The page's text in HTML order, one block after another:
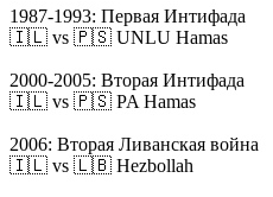
1987-1993: Первая Интифада
🇮🇱 vs 🇵🇸 UNLU Hamas
2000-2005: Вторая Интифада
🇮🇱 vs 🇵🇸 PA Hamas
2006: Вторая Ливанская война
🇮🇱 vs 🇱🇧 Hezbollah